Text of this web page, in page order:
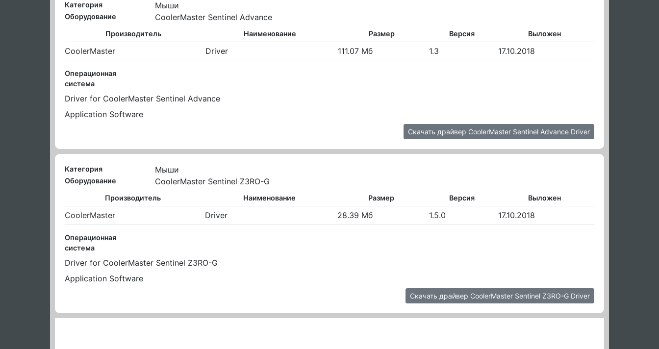
Категория Мыши
Оборудование CoolerMaster Sentinel Advance
Производитель Наименование Размер Версия Выложен
CoolerMaster Driver 111.07 Мб 1.3 17.10.2018
Операционная
система
Driver for CoolerMaster Sentinel Advance
Application Software
Скачать драйвер CoolerMaster Sentinel Advance Driver
Категория Мыши
Оборудование CoolerMaster Sentinel Z3RO-G
Производитель Наименование Размер Версия Выложен
CoolerMaster Driver 28.39 Мб 1.5.0 17.10.2018
Операционная
система
Driver for CoolerMaster Sentinel Z3RO-G
Application Software
Скачать драйвер CoolerMaster Sentinel Z3RO-G Driver